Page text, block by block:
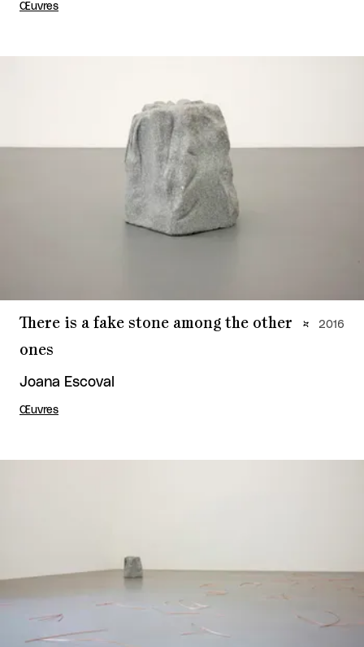
Œuvres
There is a fake stone among the other
ones
Joana Escoval
Œuvres
2016